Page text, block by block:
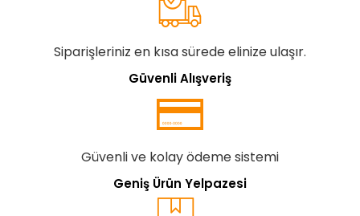
Siparişleriniz en kısa sürede elinize ulaşır.
Güvenli Alışveriş
Güvenli ve kolay ödeme sistemi
Geniş Ürün Yelpazesi